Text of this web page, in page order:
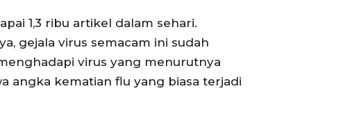
1,3 ribu artikel dalam sehari.
gejala virus semacam ini sudah
virus yang menurutnya
angka kematian flu yang biasa terjadi